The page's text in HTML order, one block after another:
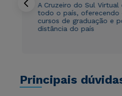
A Cruzeiro do Sul
todo o país, oferecendo
cursos de graduação e
distância do país
Principais